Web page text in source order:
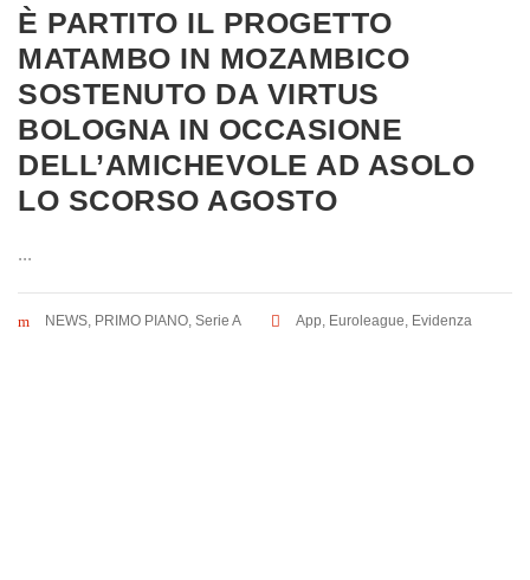
È PARTITO IL PROGETTO
MATAMBO IN MOZAMBICO
SOSTENUTO DA VIRTUS
BOLOGNA IN OCCASIONE
DELL’AMICHEVOLE AD ASOLO
LO SCORSO AGOSTO
...
NEWS, PRIMO PIANO, Serie A App, Euroleague, Evidenza